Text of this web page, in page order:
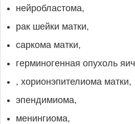
нейробластома,
рак шейки матки,
саркома матки,
герминогенная опухоль
, хорионэпителиома матки,
эпендимиома,
менингиома,